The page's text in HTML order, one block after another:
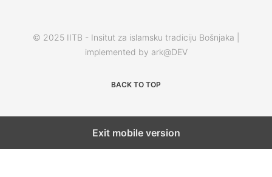
© 2025 IITB - Insitut za islamsku tradiciju Bošnjaka |
implemented by ark@DEV
BACK TO TOP
Exit mobile version